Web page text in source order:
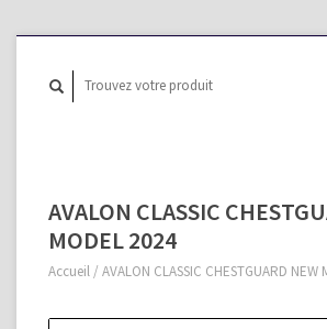
AVALON CLASSIC
MODEL 2024
Accueil / AVALON CLASSIC CHESTGUARD NEW